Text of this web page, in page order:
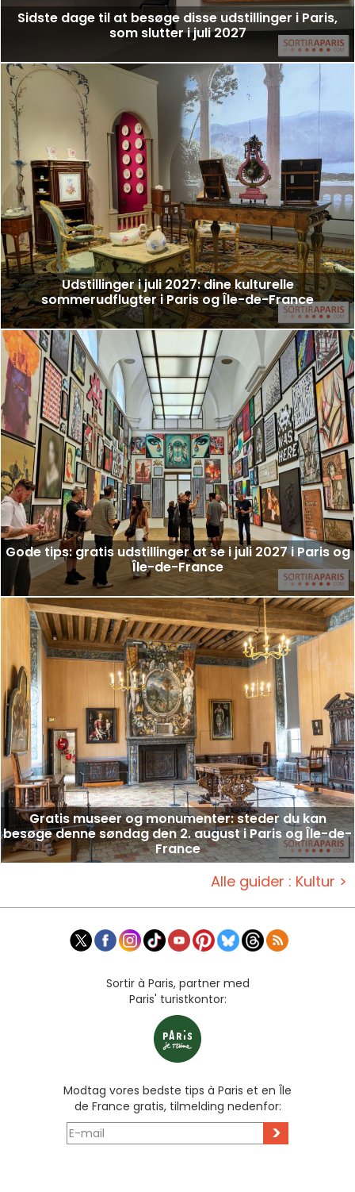
Sidste dage til at besøge disse udstillinger i Paris,
som slutter i juli 2027
Udstillinger i juli 2027: dine kulturelle
sommerudflugter i Paris og Île-de-France
Gode tips: gratis udstillinger at se i juli 2027 i Paris og
Île-de-France
Gratis museer og monumenter: steder du kan
besøge denne søndag den 2. august i Paris og Île-de-
France
Alle guider : Kultur >
Sortir à Paris, partner med
Paris' turistkontor:
Modtag vores bedste tips à Paris et en Île
de France gratis, tilmelding nedenfor:
>